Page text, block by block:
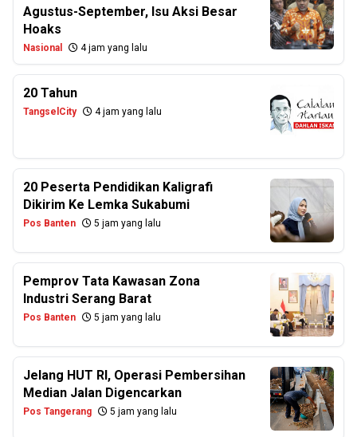
Agustus-September, Isu Aksi Besar
Hoaks
Nasional 4 jam yang lalu
20 Tahun
TangselCity 4 jam yang lalu
20 Peserta Pendidikan Kaligrafi
Dikirim Ke Lemka Sukabumi
Pos Banten 5 jam yang lalu
Pemprov Tata Kawasan Zona
Industri Serang Barat
Pos Banten 5 jam yang lalu
Jelang HUT RI, Operasi Pembersihan
Median Jalan Digencarkan
Pos Tangerang 5 jam yang lalu